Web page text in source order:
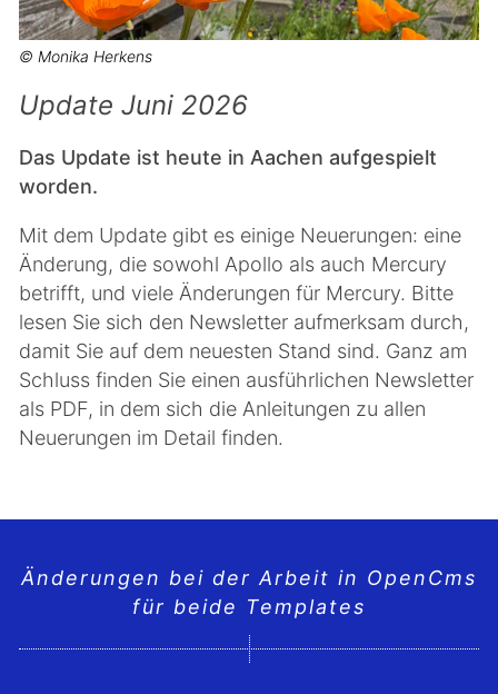
© Monika Herkens
Update Juni 2026
Das Update ist heute in Aachen aufgespielt
worden.
Mit dem Update gibt es einige Neuerungen: eine
Änderung, die sowohl Apollo als auch Mercury
betrifft, und viele Änderungen für Mercury. Bitte
lesen Sie sich den Newsletter aufmerksam durch,
damit Sie auf dem neuesten Stand sind. Ganz am
Schluss finden Sie einen ausführlichen Newsletter
als PDF, in dem sich die Anleitungen zu allen
Neuerungen im Detail finden.
Änderungen bei der Arbeit in OpenCms
für beide Templates